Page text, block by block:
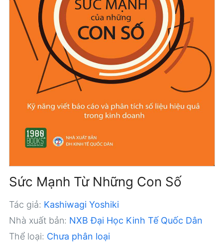
Sức Mạnh Từ Những Con Số
Tác giả: Kashiwagi Yoshiki
Nhà xuất bản: NXB Đại Học Kinh Tế Quốc Dân
Thể loại: Chưa phân loại